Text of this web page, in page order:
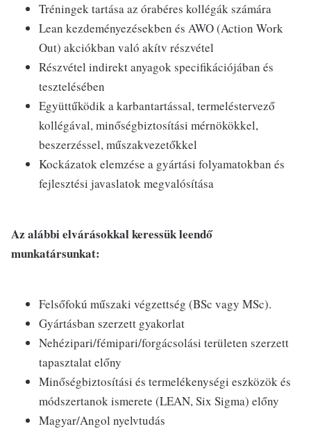
Tréningek tartása az órabéres kollégák számára
Lean kezdeményezésekben és AWO (Action Work
Out) akciókban való akítv részvétel
Részvétel indirekt anyagok specifikációjában és
tesztelésében
Együttűködik a karbantartással, termeléstervező
kollégával, minőségbiztosítási mérnökökkel,
beszerzéssel, műszakvezetőkkel
Kockázatok elemzése a gyártási folyamatokban és
fejlesztési javaslatok megvalósítása
Az alábbi elvárásokkal keressük leendő
munkatársunkat:
Felsőfokú műszaki végzettség (BSc vagy MSc).
Gyártásban szerzett gyakorlat
Nehézipari/fémipari/forgácsolási területen szerzett
tapasztalat előny
Minőségbiztosítási és termelékenységi eszközök és
módszertanok ismerete (LEAN, Six Sigma) előny
Magyar/Angol nyelvtudás